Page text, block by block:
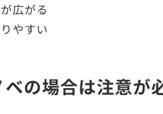
広がる
やすい
の場合は注意が